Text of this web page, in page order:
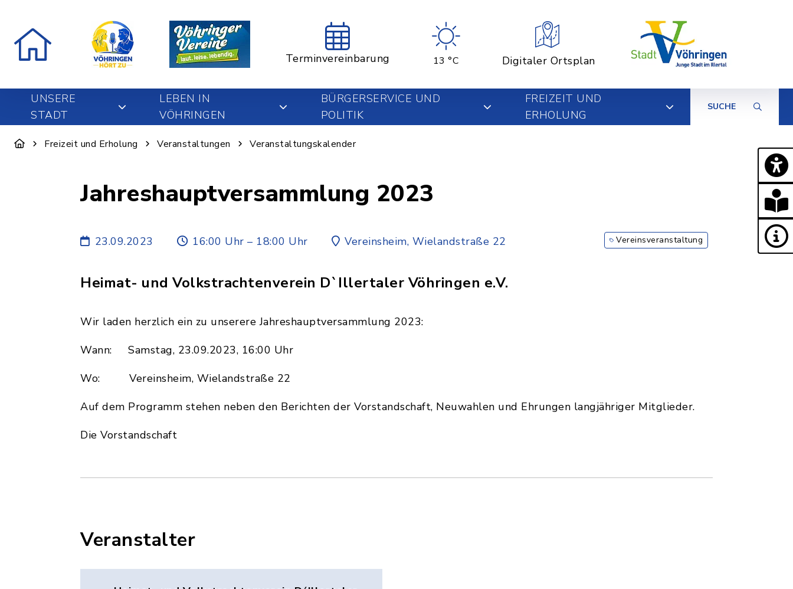
Terminvereinbarung 13 °C Digitaler Ortsplan
UNSERE
STADT
LEBEN IN
VÖHRINGEN
BÜRGERSERVICE UND
POLITIK
FREIZEIT UND
ERHOLUNG
SUCHE
Freizeit und Erholung Veranstaltungen Veranstaltungskalender
Jahreshauptversammlung 2023
23.09.2023 16:00 Uhr – 18:00 Uhr Vereinsheim, Wielandstraße 22 Vereinsveranstaltung
Heimat- und Volkstrachtenverein D`Illertaler Vöhringen e.V.
Wir laden herzlich ein zu unserere Jahreshauptversammlung 2023:
Wann: Samstag, 23.09.2023, 16:00 Uhr
Wo: Vereinsheim, Wielandstraße 22
Auf dem Programm stehen neben den Berichten der Vorstandschaft, Neuwahlen und Ehrungen langjähriger Mitglieder.
Die Vorstandschaft
Veranstalter